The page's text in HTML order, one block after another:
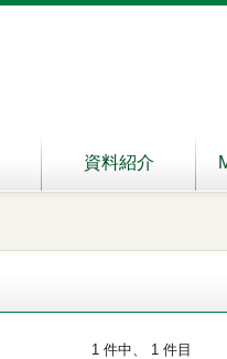
資料紹介
1 件中、 1 件目